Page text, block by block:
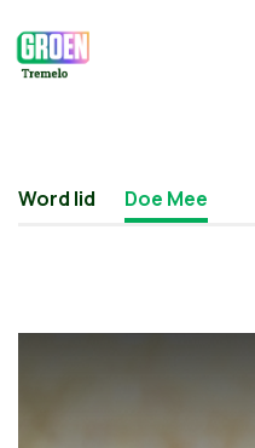
Word lid Doe Mee